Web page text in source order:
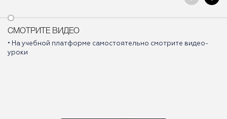
СМОТРИТЕ ВИДЕО
• На учебной платформе самостоятельно смотрите видео-
уроки